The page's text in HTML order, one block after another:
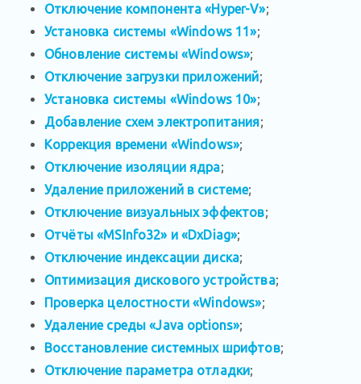
Отключение компонента «Hyper-V»;
Установка системы «Windows 11»;
Обновление системы «Windows»;
Отключение загрузки приложений;
Установка системы «Windows 10»;
Добавление схем электропитания;
Коррекция времени «Windows»;
Отключение изоляции ядра;
Удаление приложений в системе;
Отключение визуальных эффектов;
Отчёты «MSInfo32» и «DxDiag»;
Отключение индексации диска;
Оптимизация дискового устройства;
Проверка целостности «Windows»;
Удаление среды «Java options»;
Восстановление системных шрифтов;
Отключение параметра отладки;